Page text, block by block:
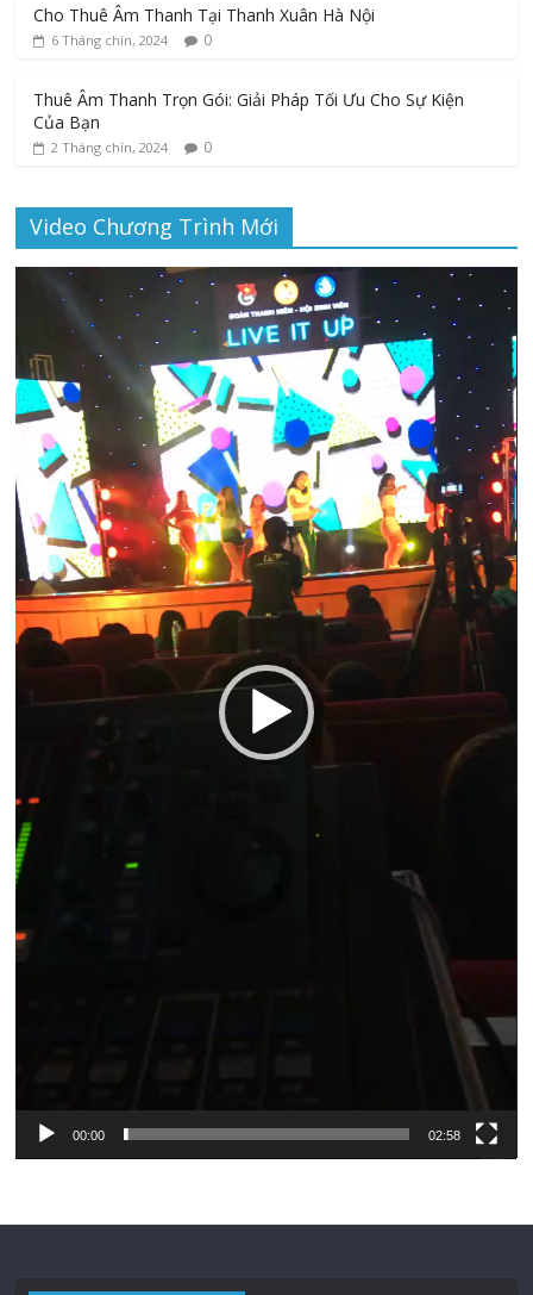
Cho Thuê Âm Thanh Tại Thanh Xuân Hà Nội
6 Tháng chín, 2024 0
Thuê Âm Thanh Trọn Gói: Giải Pháp Tối Ưu Cho Sự Kiện
Của Bạn
2 Tháng chín, 2024 0
Video Chương Trình Mới
00:00 02:58